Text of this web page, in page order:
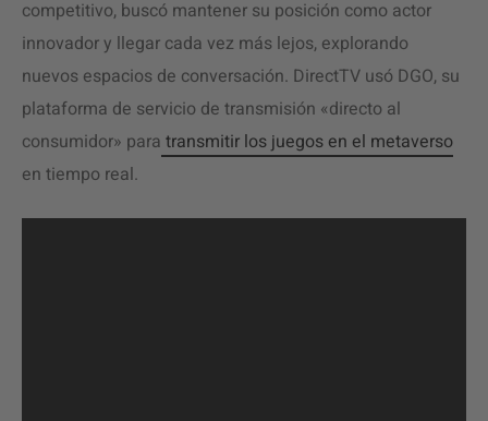
competitivo, buscó mantener su posición como actor
innovador y llegar cada vez más lejos, explorando
nuevos espacios de conversación. DirectTV usó DGO, su
plataforma de servicio de transmisión «directo al
consumidor» para transmitir los juegos en el metaverso
en tiempo real.